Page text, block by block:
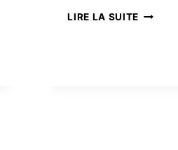
LIRE LA SUITE LA